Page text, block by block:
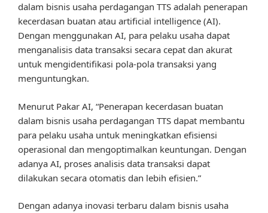
dalam bisnis usaha perdagangan TTS adalah penerapan
kecerdasan buatan atau artificial intelligence (AI).
Dengan menggunakan AI, para pelaku usaha dapat
menganalisis data transaksi secara cepat dan akurat
untuk mengidentifikasi pola-pola transaksi yang
menguntungkan.
Menurut Pakar AI, “Penerapan kecerdasan buatan
dalam bisnis usaha perdagangan TTS dapat membantu
para pelaku usaha untuk meningkatkan efisiensi
operasional dan mengoptimalkan keuntungan. Dengan
adanya AI, proses analisis data transaksi dapat
dilakukan secara otomatis dan lebih efisien.”
Dengan adanya inovasi terbaru dalam bisnis usaha